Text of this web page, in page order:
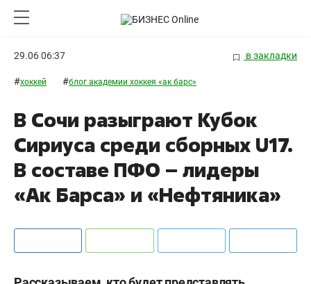
29.06 06:37 в закладки
#хоккей #блог академии хоккея «ак барс»
В Сочи разыграют Кубок
Сириуса среди сборных U17.
В составе ПФО – лидеры
«Ак Барса» и «Нефтяника»